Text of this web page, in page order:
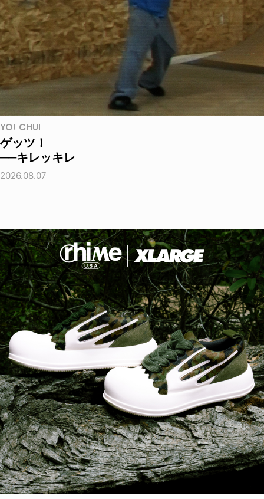
YO! CHUI
ゲッツ！
──キレッキレ
2026.08.07